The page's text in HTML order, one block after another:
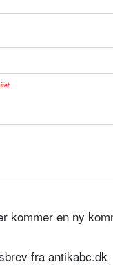
kommer en ny
fra antikabc.dk